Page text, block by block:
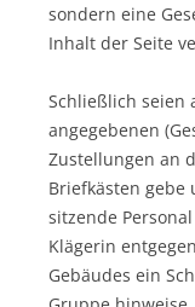
sondern eine
Inhalt der Seite
Schließlich seien
angegebenen
Zustellungen an
Briefkästen gebe
sitzende
Klägerin
Gebäudes ein